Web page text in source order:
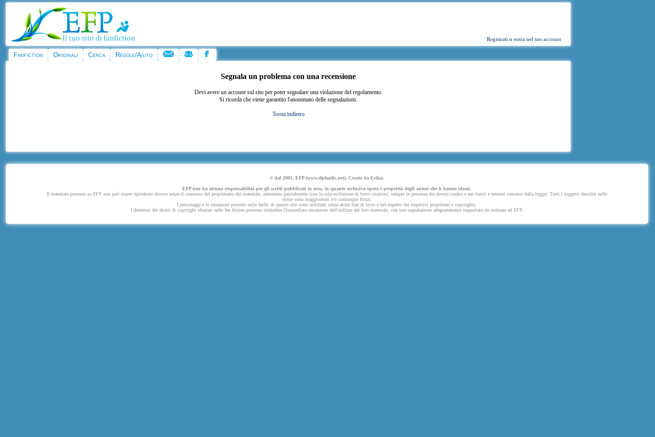
Registrati oentra nel tuo account
Fanfiction Originali Cerca Regole/Aiuto
Segnala un problema con una recensione
Devi avere un account sul sito per poter segnalare una violazione del regolamento.
Si ricorda che viene garantito l'anonimato delle segnalazioni.
Torna indietro
© dal 2001, EFP (www.efpfanfic.net). Creato da Erika.
EFP non ha alcuna responsabilità per gli scritti pubblicati in esso, in quanto esclusiva opera e proprietà degli autori che li hanno ideati.
Il materiale presente su EFP non può essere riprodotto altrove senza il consenso del proprietario del materiale, nemmeno parzialmente (con la sola esclusione di brevi citazioni, sempre in presenza dei dovuti credits e nei limiti e termini concessi dalla legge). Tutti i soggetti descritti nelle
storie sono maggiorenni e/o comunque fittizi.
I personaggi e le situazioni presenti nelle fanfic di questo sito sono utilizzati senza alcun fine di lucro e nel rispetto dei rispettivi proprietari e copyrights.
I detentori dei diritti di copyright sfruttati nelle fan fiction possono richiedere l'immediata cessazione dell'utilizzo del loro materiale, con una segnalazione adeguatamente supportata da inoltrare ad EFP.